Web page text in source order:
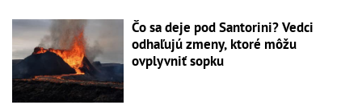
Čo sa deje pod Santorini? Vedci
odhaľujú zmeny, ktoré môžu
ovplyvniť sopku